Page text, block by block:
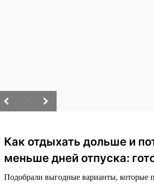
Как отдыхать дольше и
меньше дней отпуска:
Подобрали выгодные варианты, которые